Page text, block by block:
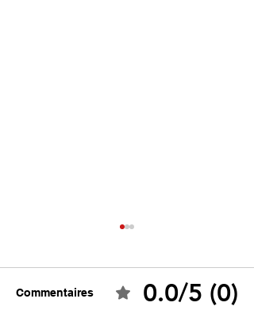
Commentaires 0.0/5 (0)